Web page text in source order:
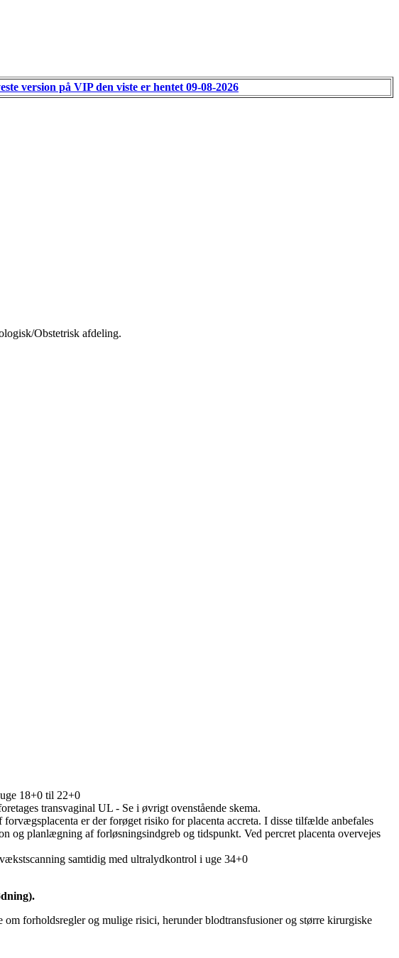
version på VIP den viste er hentet 09-08-2026
Obstetrisk afdeling.
18+0 til 22+0
transvaginal UL - Se i øvrigt ovenstående skema.
er der forøget risiko for placenta accreta. I disse tilfælde anbefales
planlægning af forløsningsindgreb og tidspunkt. Ved percret placenta overvejes
samtidig med ultralydkontrol i uge 34+0
forholdsregler og mulige risici, herunder blodtransfusioner og større kirurgiske